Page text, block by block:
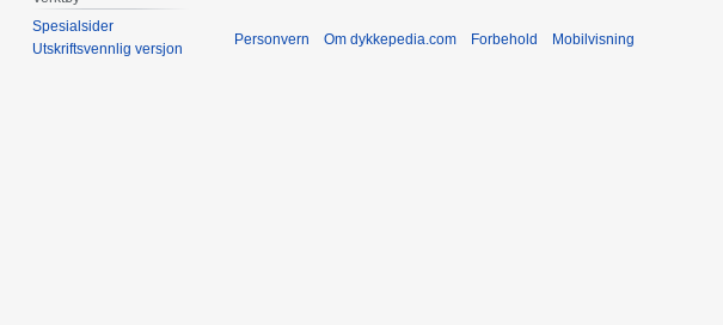
Spesialsider
Utskriftsvennlig versjon
Personvern Om dykkepedia.com Forbehold Mobilvisning